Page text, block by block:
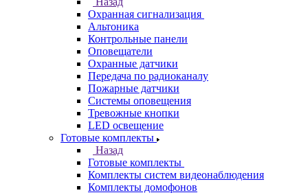
Охранная сигнализация
Альтоника
Контрольные панели
Оповещатели
Охранные датчики
Передача по радиоканалу
Пожарные датчики
Системы оповещения
Тревожные кнопки
LED освещение
Готовые комплекты
Назад
Готовые комплекты
Комплекты систем видеонаблюдения
Комплекты домофонов